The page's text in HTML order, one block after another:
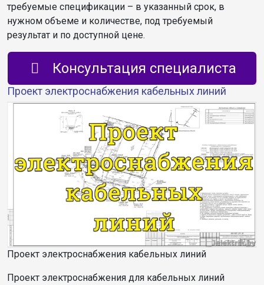
требуемые спецификации – в указанный срок, в
нужном объеме и количестве, под требуемый
результат и по доступной цене.
Консультация специалиста
Проект электроснабжения кабельных линий
Проект электроснабжения кабельных линий
Проект электроснабжения для кабельных линий